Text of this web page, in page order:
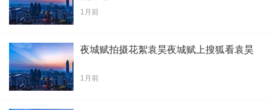
1月前
夜城赋拍摄花絮袁昊夜城赋上搜狐看袁昊
1月前